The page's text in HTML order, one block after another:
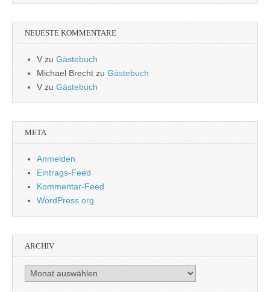
NEUESTE KOMMENTARE
V zu Gästebuch
Michael Brecht zu Gästebuch
Vzu Gästebuch
META
Anmelden
Eintrags-Feed
Kommentar-Feed
WordPress.org
ARCHIV
Archiv